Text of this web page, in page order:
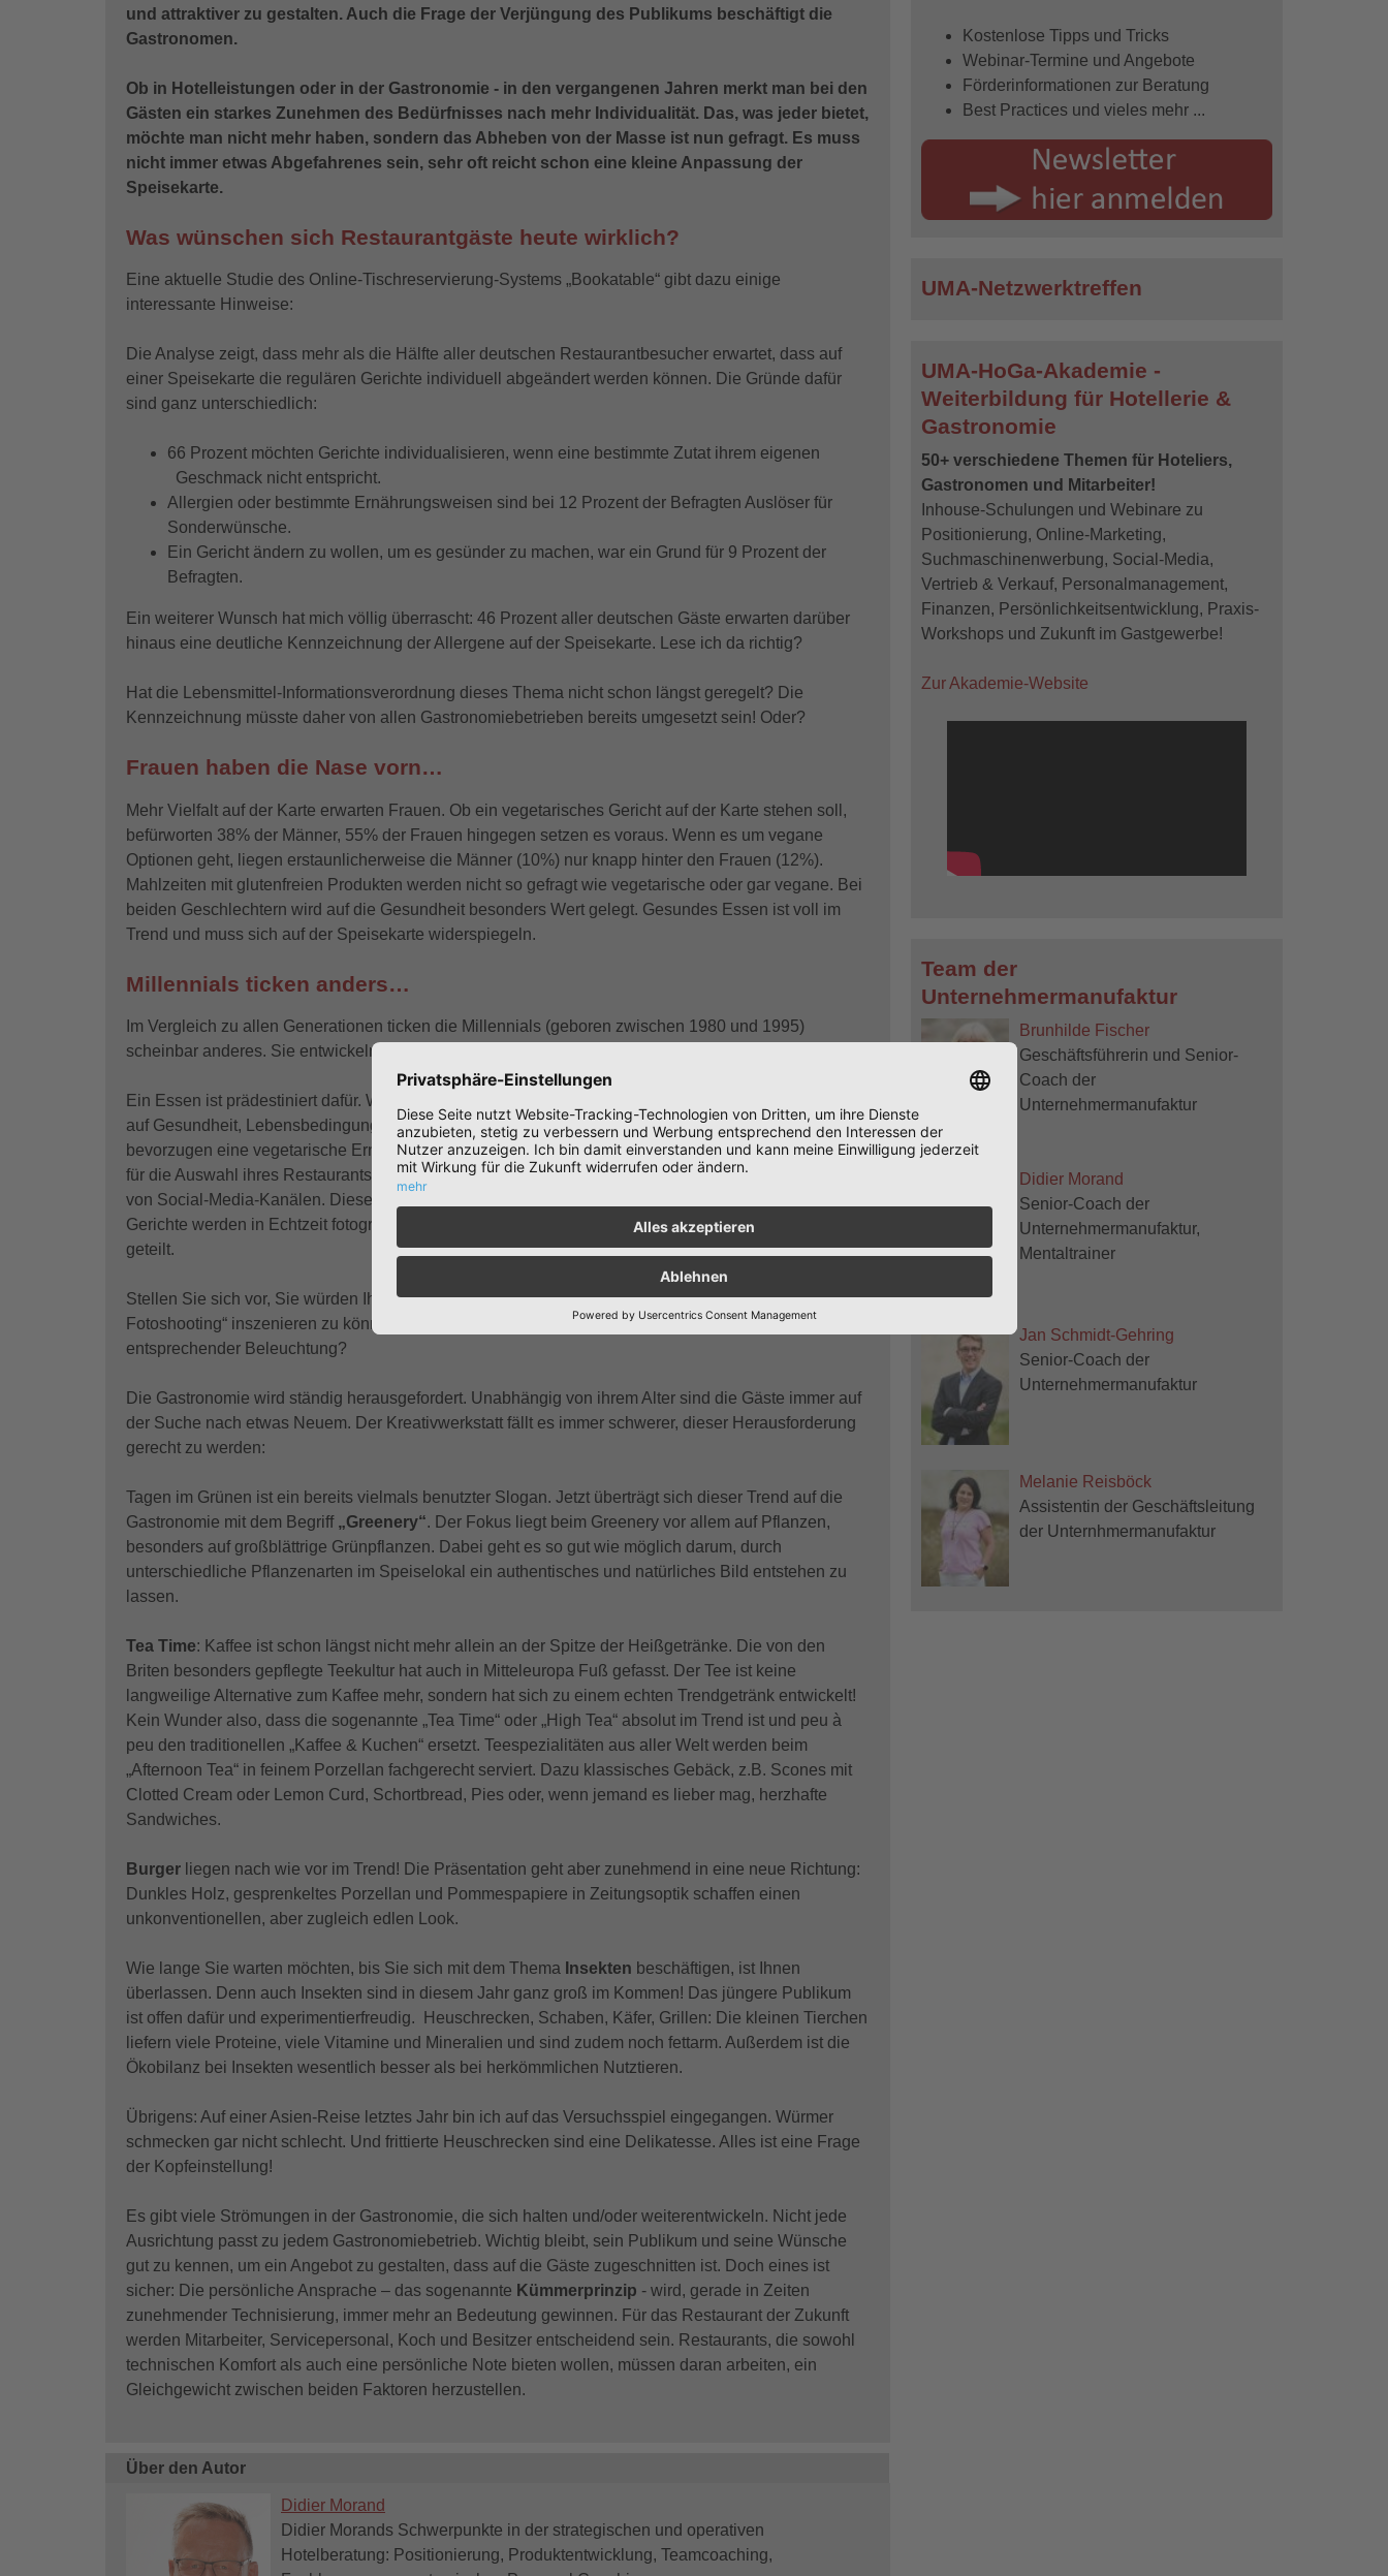
und attraktiver zu gestalten. Auch die Frage der Verjüngung des Publikums beschäftigt die
Gastronomen.
Ob in Hotelleistungen oder in der Gastronomie - in den vergangenen Jahren merkt man bei den
Gästen ein starkes Zunehmen des Bedürfnisses nach mehr Individualität. Das, was jeder bietet,
möchte man nicht mehr haben, sondern das Abheben von der Masse ist nun gefragt. Es muss
nicht immer etwas Abgefahrenes sein, sehr oft reicht schon eine kleine Anpassung der
Speisekarte.
Was wünschen sich Restaurantgäste heute wirklich?
Eine aktuelle Studie des Online-Tischreservierung-Systems „Bookatable“ gibt dazu einige
interessante Hinweise:
Die Analyse zeigt, dass mehr als die Hälfte aller deutschen Restaurantbesucher erwartet, dass auf
einer Speisekarte die regulären Gerichte individuell abgeändert werden können. Die Gründe dafür
sind ganz unterschiedlich:
66 Prozent möchten Gerichte individualisieren, wenn eine bestimmte Zutat ihrem eigenen
Geschmack nicht entspricht.
Allergien oder bestimmte Ernährungsweisen sind bei 12 Prozent der Befragten Auslöser für
Sonderwünsche.
Ein Gericht ändern zu wollen, um es gesünder zu machen, war ein Grund für 9 Prozent der
Befragten.
Ein weiterer Wunsch hat mich völlig überrascht: 46 Prozent aller deutschen Gäste erwarten darüber
hinaus eine deutliche Kennzeichnung der Allergene auf der Speisekarte. Lese ich da richtig?
Hat die Lebensmittel-Informationsverordnung dieses Thema nicht schon längst geregelt? Die
Kennzeichnung müsste daher von allen Gastronomiebetrieben bereits umgesetzt sein! Oder?
Frauen haben die Nase vorn…
Mehr Vielfalt auf der Karte erwarten Frauen. Ob ein vegetarisches Gericht auf der Karte stehen soll,
befürworten 38% der Männer, 55% der Frauen hingegen setzen es voraus. Wenn es um vegane
Optionen geht, liegen erstaunlicherweise die Männer (10%) nur knapp hinter den Frauen (12%).
Mahlzeiten mit glutenfreien Produkten werden nicht so gefragt wie vegetarische oder gar vegane. Bei
beiden Geschlechtern wird auf die Gesundheit besonders Wert gelegt. Gesundes Essen ist voll im
Trend und muss sich auf der Speisekarte widerspiegeln.
Millennials ticken anders…
Im Vergleich zu allen Generationen ticken die Millennials (geboren zwischen 1980 und 1995)
scheinbar anderes. Sie entwickeln einen ausgeprägten Wunsch nach Sinnhaftigkeit.
Ein Essen ist prädestiniert dafür. Wenig andere Lebensbereiche bieten ihnen so viele Möglichkeiten,
auf Gesundheit, Lebensbedingungen von Tieren und die Umwelt Einfluss zu nehmen. Sie
bevorzugen eine vegetarische Ernährung und die Auswahl vegetarischer Gerichte ist entscheidend
für die Auswahl ihres Restaurants. Bei der Suche nach dem passenden Lokal sind sie fleißige Nutzer
von Social-Media-Kanälen. Dieses Verhalten hat unsere Beziehung zum Essen revolutioniert.
Gerichte werden in Echtzeit fotografiert und online gestellt. Die gastronomische Botschaft wird sofort
geteilt.
Stellen Sie sich vor, Sie würden Ihrem jungen Publikum die Möglichkeit schaffen, ein „professionelles
Fotoshooting“ inszenieren zu können? Mit einem dafür geeigneten Platz, passendem Setting und
entsprechender Beleuchtung?
Die Gastronomie wird ständig herausgefordert. Unabhängig von ihrem Alter sind die Gäste immer auf
der Suche nach etwas Neuem. Der Kreativwerkstatt fällt es immer schwerer, dieser Herausforderung
gerecht zu werden:
Tagen im Grünen ist ein bereits vielmals benutzter Slogan. Jetzt überträgt sich dieser Trend auf die
Gastronomie mit dem Begriff „Greenery“. Der Fokus liegt beim Greenery vor allem auf Pflanzen,
besonders auf großblättrige Grünpflanzen. Dabei geht es so gut wie möglich darum, durch
unterschiedliche Pflanzenarten im Speiselokal ein authentisches und natürliches Bild entstehen zu
lassen.
Tea Time: Kaffee ist schon längst nicht mehr allein an der Spitze der Heißgetränke. Die von den
Briten besonders gepflegte Teekultur hat auch in Mitteleuropa Fuß gefasst. Der Tee ist keine
langweilige Alternative zum Kaffee mehr, sondern hat sich zu einem echten Trendgetränk entwickelt!
Kein Wunder also, dass die sogenannte „Tea Time“ oder „High Tea“ absolut im Trend ist und peu à
peu den traditionellen „Kaffee & Kuchen“ ersetzt. Teespezialitäten aus aller Welt werden beim
„Afternoon Tea“ in feinem Porzellan fachgerecht serviert. Dazu klassisches Gebäck, z.B. Scones mit
Clotted Cream oder Lemon Curd, Schortbread, Pies oder, wenn jemand es lieber mag, herzhafte
Sandwiches.
Burger liegen nach wie vor im Trend! Die Präsentation geht aber zunehmend in eine neue Richtung:
Dunkles Holz, gesprenkeltes Porzellan und Pommespapiere in Zeitungsoptik schaffen einen
unkonventionellen, aber zugleich edlen Look.
Wie lange Sie warten möchten, bis Sie sich mit dem Thema Insekten beschäftigen, ist Ihnen
überlassen. Denn auch Insekten sind in diesem Jahr ganz groß im Kommen! Das jüngere Publikum
ist offen dafür und experimentierfreudig. Heuschrecken, Schaben, Käfer, Grillen: Die kleinen Tierchen
liefern viele Proteine, viele Vitamine und Mineralien und sind zudem noch fettarm. Außerdem ist die
Ökobilanz bei Insekten wesentlich besser als bei herkömmlichen Nutztieren.
Übrigens: Auf einer Asien-Reise letztes Jahr bin ich auf das Versuchsspiel eingegangen. Würmer
schmecken gar nicht schlecht. Und frittierte Heuschrecken sind eine Delikatesse. Alles ist eine Frage
der Kopfeinstellung!
Es gibt viele Strömungen in der Gastronomie, die sich halten und/oder weiterentwickeln. Nicht jede
Ausrichtung passt zu jedem Gastronomiebetrieb. Wichtig bleibt, sein Publikum und seine Wünsche
gut zu kennen, um ein Angebot zu gestalten, dass auf die Gäste zugeschnitten ist. Doch eines ist
sicher: Die persönliche Ansprache – das sogenannte Kümmerprinzip - wird, gerade in Zeiten
zunehmender Technisierung, immer mehr an Bedeutung gewinnen. Für das Restaurant der Zukunft
werden Mitarbeiter, Servicepersonal, Koch und Besitzer entscheidend sein. Restaurants, die sowohl
technischen Komfort als auch eine persönliche Note bieten wollen, müssen daran arbeiten, ein
Gleichgewicht zwischen beiden Faktoren herzustellen.
Über den Autor
Didier Morand
Didier Morands Schwerpunkte in der strategischen und operativen
Hotelberatung: Positionierung, Produktentwicklung, Teamcoaching,
Kostenlose Tipps und Tricks
Webinar-Termine und Angebote
Förderinformationen zur Beratung
Best Practices und vieles mehr ...
UMA-Netzwerktreffen
UMA-HoGa-Akademie -
Weiterbildung für Hotellerie &
Gastronomie
50+ verschiedene Themen für Hoteliers,
Gastronomen und Mitarbeiter!
Inhouse-Schulungen und Webinare zu
Positionierung, Online-Marketing,
Suchmaschinenwerbung, Social-Media,
Vertrieb & Verkauf, Personalmanagement,
Finanzen, Persönlichkeitsentwicklung, Praxis-
Workshops und Zukunft im Gastgewerbe!
Zur Akademie-Website
Team der
Unternehmermanufaktur
Brunhilde Fischer
Geschäftsführerin und Senior-
Coach der
Unternehmermanufaktur
Didier Morand
Senior-Coach der
Unternehmermanufaktur,
Mentaltrainer
Jan Schmidt-Gehring
Senior-Coach der
Unternehmermanufaktur
Melanie Reisböck
Assistentin der Geschäftsleitung
der Unternhmermanufaktur